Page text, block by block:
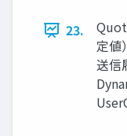
23.
定値
送信